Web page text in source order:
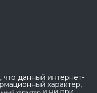
данный интернет-
характер,